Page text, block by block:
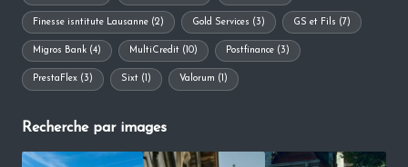
Finesse isntitute Lausanne (2) Gold Services (3) GS et Fils (7)
Migros Bank (4) MultiCredit(10) Postfinance(3)
PrestaFlex (3) Sixt(1) Valorum (1)
Recherche par images